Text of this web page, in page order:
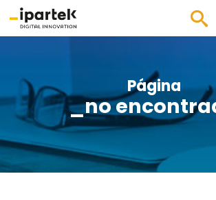
Página
_no